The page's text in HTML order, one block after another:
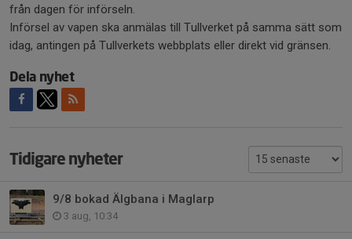
från dagen för införseln.
Införsel av vapen ska anmälas till Tullverket på samma sätt som
idag, antingen på Tullverkets webbplats eller direkt vid gränsen.
Dela nyhet
Tidigare nyheter
9/8 bokad Älgbana i Maglarp
3 aug, 10:34